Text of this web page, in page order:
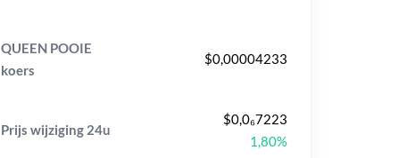
QUEEN POOIE
koers
$0,00004233
Prijs wijziging 24u
$0,0₆7223
1,80%